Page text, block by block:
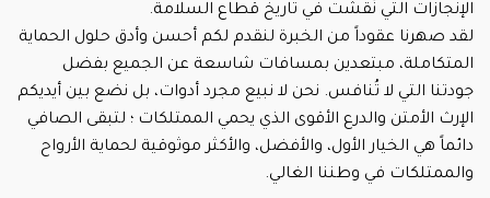
الإنجازات التي نُقشت في تاريخ قطاع السلامة.
لقد صهرنا عقوداً من الخبرة لنقدم لكم أحسن وأدق حلول الحماية
المتكاملة، مبتعدين بمسافات شاسعة عن الجميع بفضل
جودتنا التي لا تُنافس. نحن لا نبيع مجرد أدوات، بل نضع بين أيديكم
الإرث الأمتن والدرع الأقوى الذي يحمي الممتلكات ؛ لتبقى الصافي
دائماً هي الخيار الأول، والأفضل، والأكثر موثوقية لحماية الأرواح
والممتلكات في وطننا الغالي.